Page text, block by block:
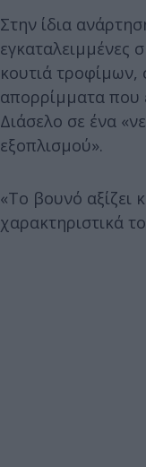
Στην ίδια
εγκαταλειμμένες
κουτιά τροφίμων,
απορρίμματα που
Διάσελο σε ένα
εξοπλισμού».
«Το βουνό αξίζει
χαρακτηριστικά